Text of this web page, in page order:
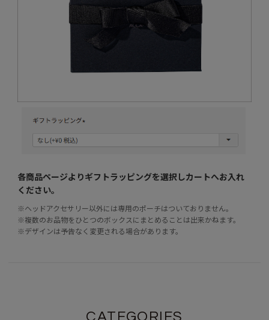
各商品ページよりギフトラッピングを選択しカートへお入れ
ください。
※ヘッドアクセサリー以外には専用のポーチはついておりません。
※複数のお品物をひとつのボックスにまとめることは出来かねます。
※デザインは予告なく変更される場合があります。
CATEGORIES